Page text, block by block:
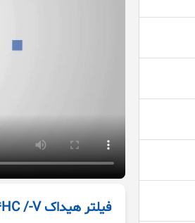
فیلتر هیداک 0140D003 BH4HC /-V